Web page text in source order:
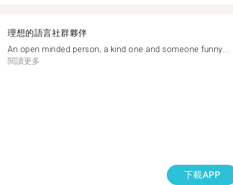
理想的語言社群夥伴
An open minded person, a kind one and someone funny...
閱讀更多
下載APP